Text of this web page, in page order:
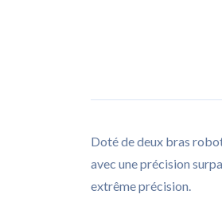
Doté de deux bras
avec une précision
extrême précision.